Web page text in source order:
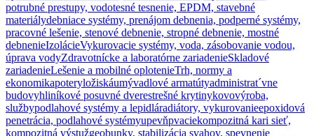
potrubné prestupy, vodotesné tesnenie, EPDM, stavebné
materiálydebniace systémy, prenájom debnenia, podperné systémy,
pracovné lešenie, stenové debnenie, stropné debnenie, mostné
debnenieIzolácieVykurovacie systémy, voda, zásobovanie vodou,
úprava vodyZdravotnícke a laboratórne zariadenieSkladové
zariadenieLešenie a mobilné oplotenieTrh, normy a
ekonomikapoteryložiskáumývadlové armatútyadministrat´vne
budovyhliníkové posuvné dverestrešné krytinykovovýroba,
službypodlahové systémy a lepidláradiátory, vykurovanieepoxidová
penetrácia, podlahové systémyupevňpvaciekompozitná kari sieť,
kompozitná výstužgeobunky, stabilizácia svahov, spevnenie